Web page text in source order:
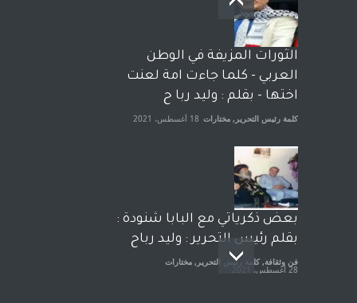
وترافع فيها بنفسه مرة اخرى..
الشيخ طارق يوسف يقهر
الحكومة الأمريكية ، فأعطوه
الجنسية عن يد وهم صاغرون،
آراء حرة مختارات 7 أبريل، 2023
الثورات المزيفة في الوطن
العربي - كلما جاءت امة لعنت
اختها - بقلم : وليد ربا ح
كلمة رئيس التحرير , مختارات 18 أغسطس، 2021
بعض ذكرياتي مع البابا شنودة :
بقلم رئيس التحرير : وليد رباح
فن وثقافة, كلمة رئيس التحرير , مختارات
28 أغسطس، 2021